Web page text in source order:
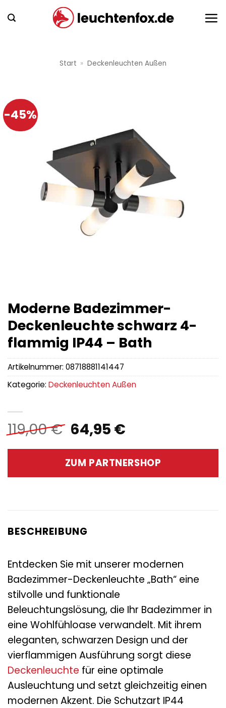
Inhalt
Start » Deckenleuchten Außen
-45%
Moderne Badezimmer-
Deckenleuchte schwarz 4-
flammig IP44 – Bath
119,00€ Ursprünglicher
Preis
war:
119,00 €
64,95 €Aktueller
ist:
64,95 €.
ZUM PARTNERSHOP
Artikelnummer: 08718881141447
Kategorie: Deckenleuchten Außen
BESCHREIBUNG
Entdecken Sie mit unserer modernen
Badezimmer-Deckenleuchte „Bath“ eine
stilvolle und funktionale
Beleuchtungslösung, die Ihr Badezimmer in
eine Wohlfühloase verwandelt. Mit ihrem
eleganten, schwarzen Design und der
vierflammigen Ausführung sorgt diese
Deckenleuchte für eine optimale
Ausleuchtung und setzt gleichzeitig einen
modernen Akzent. Die Schutzart IP44